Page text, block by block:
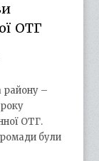
ОТГ
району –
ОТГ.
були